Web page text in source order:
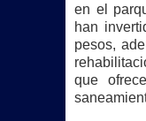
en el
han
pesos,
que